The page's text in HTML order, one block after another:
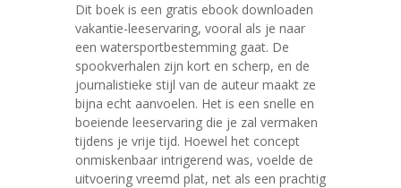
Dit boek is een gratis ebook downloaden
vakantie-leeservaring, vooral als je naar
een watersportbestemming gaat. De
spookverhalen zijn kort en scherp, en de
journalistieke stijl van de auteur maakt ze
bijna echt aanvoelen. Het is een snelle en
boeiende leeservaring die je zal vermaken
tijdens je vrije tijd. Hoewel het concept
onmiskenbaar intrigerend was, voelde de
uitvoering vreemd plat, net als een prachtig